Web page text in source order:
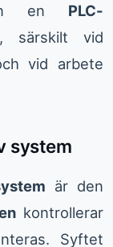
en PLC-
särskilt vid
vid arbete
system
är den
kontrollerar
Syftet